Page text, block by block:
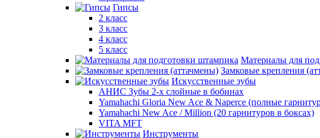
Гипсы
2 класс
3 класс
4 класс
5 класс
Материалы для
Замковые крепления
Искусственные зубы
АНИС Зубы 2-х слойные в бобинах
Yamahachi Gloria New Ace & Naperce (полные
Yamahachi New Ace / Million (20 гарнитуров в боксах)
VITA MFT
Инструменты